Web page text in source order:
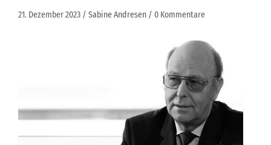
21. Dezember 2023 Sabine Andresen 0 Kommentare